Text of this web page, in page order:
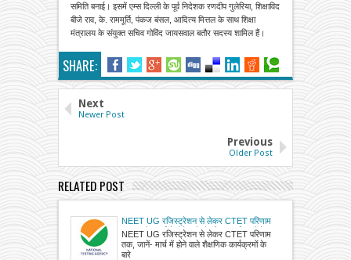
समिति बनाई। इसमें एम्स दिल्ली के पूर्व निदेशक रणदीप गुलेरिया, शिक्षाविद
बीजे राव, के. राममूर्ति, पंकज बंसल, आदित्य मित्तल के साथ शिक्षा
मंत्रालय के संयुक्त सचिव गोविंद जायसवाल बतौर सदस्य शामिल हैं।
SHARE:
Next
Newer Post
Previous
Older Post
RELATED POST
NEET UG रजिस्ट्रेशन से लेकर CTET परिणाम
तक, जानें- मार्च में होने वाले शैक्षणिक कार्यक्रमों के
बारे में
NEET UG रजिस्ट्रेशन से लेकर CTET परिणाम
तक, जानें- मार्च में होने वाले शैक्षणिक कार्यक्रमों के
बारे